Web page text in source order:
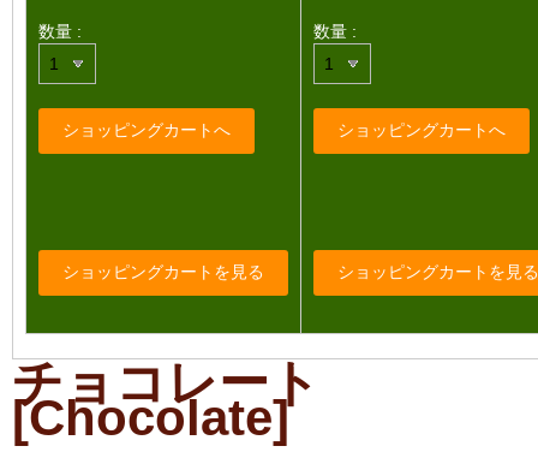
数量 : 数量 :
チョコレート
[Chocolate]